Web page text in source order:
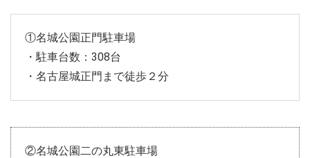
①名城公園正門駐車場
・駐車台数：308台
・名古屋城正門まで徒歩２分
②名城公園二の丸東駐車場